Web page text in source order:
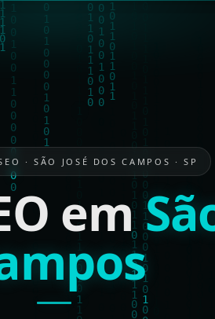
· SÃO JOSÉ DOS CAMPOS · SP
em